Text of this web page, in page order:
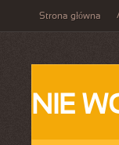
Strona główna
NIE